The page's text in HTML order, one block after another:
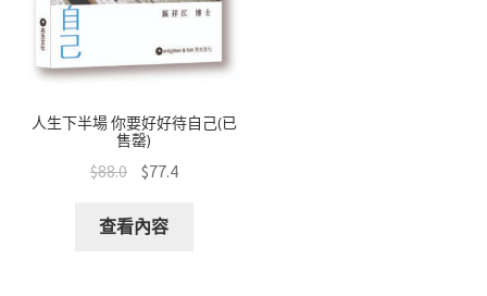
人生下半場 你要好好待自己(已
售罄)
$88.0 $77.4
查看內容